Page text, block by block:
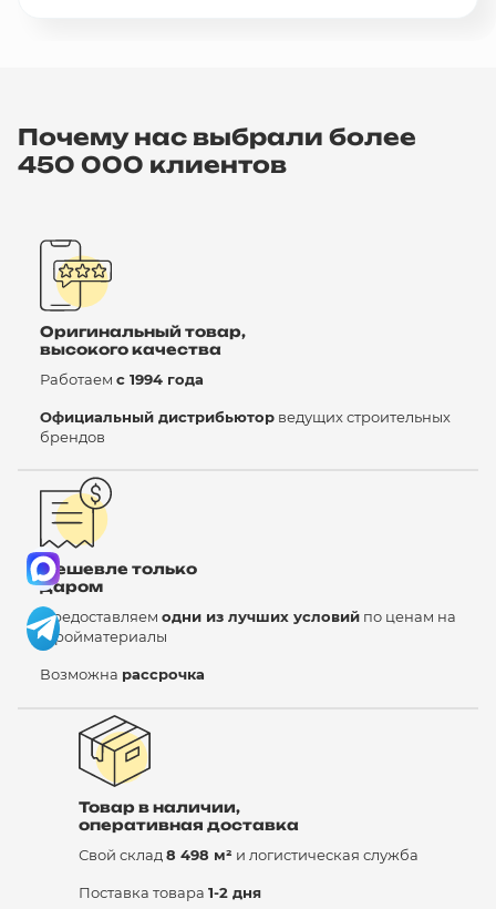
Почему нас выбрали более
450 000 клиентов
Оригинальный товар,
высокого качества
Работаем с 1994 года
Официальный дистрибьютор ведущих строительных
брендов
Дешевле только
даром
Предоставляем одни из лучших условий по ценам на
стройматериалы
Возможна рассрочка
Товар в наличии,
оперативная доставка
Свой склад 8 498 м² и логистическая служба
Поставка товара 1-2 дня